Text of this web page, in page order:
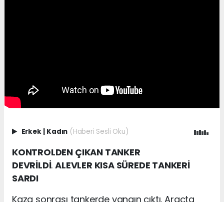
Erkek | Kadın (Haberi Sesli Oku)
KONTROLDEN ÇIKAN TANKER
DEVRİLDİ.ALEVLER KISA SÜREDE TANKERİ
SARDI
Kaza sonrası tankerde yangın çıktı. Araçta